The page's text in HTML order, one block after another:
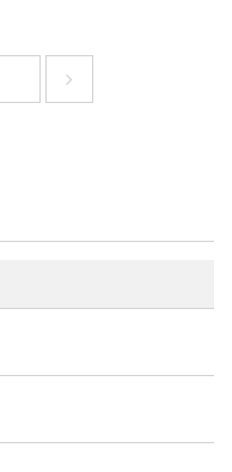
Szukaj